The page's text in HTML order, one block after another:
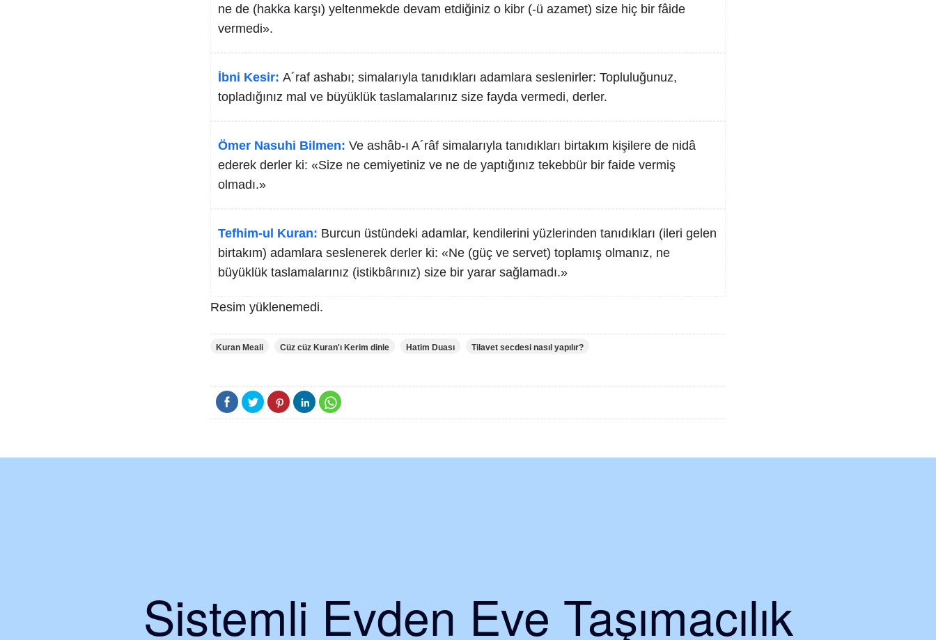
ne de (hakka karşı) yeltenmekde devam etdiğiniz o kibr (-ü azamet) size hiç bir fâide
vermedi».
İbni Kesir: A´raf ashabı; simalarıyla tanıdıkları adamlara seslenirler: Topluluğunuz,
topladığınız mal ve büyüklük taslamalarınız size fayda vermedi, derler.
Ömer Nasuhi Bilmen: Ve ashâb-ı A´râf simalarıyla tanıdıkları birtakım kişilere de nidâ
ederek derler ki: «Size ne cemiyetiniz ve ne de yaptığınız tekebbür bir faide vermiş
olmadı.»
Tefhim-ul Kuran: Burcun üstündeki adamlar, kendilerini yüzlerinden tanıdıkları (ileri gelen
birtakım) adamlara seslenerek derler ki: «Ne (güç ve servet) toplamış olmanız, ne
büyüklük taslamalarınız (istikbârınız) size bir yarar sağlamadı.»
Resim yüklenemedi.
Kuran Meali Cüz cüz Kuran'ı Kerim dinle Hatim Duası Tilavet secdesi nasıl yapılır?
Sistemli Evden Eve Taşımacılık